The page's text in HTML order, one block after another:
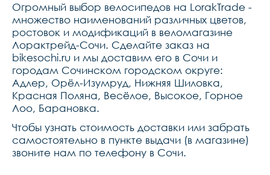
Огромный выбор велосипедов на LorakTrade -
множество наименований различных цветов,
ростовок и модификаций в веломагазине
Лорактрейд-Сочи. Сделайте заказ на
bikesochi.ru и мы доставим его в Сочи и
городам Сочинском городском округе:
Адлер, Орёл-Изумруд, Нижняя Шиловка,
Красная Поляна, Весёлое, Высокое, Горное
Лоо, Барановка.
Чтобы узнать стоимость доставки или забрать
самостоятельно в пункте выдачи (в магазине)
звоните нам по телефону в Сочи.